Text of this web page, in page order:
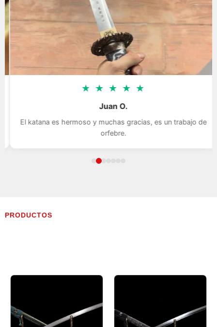
★ ★ ★ ★
Juan O.
El katana es hermoso y muchas gracias, es un trabajo de
orfebre.
PRODUCTOS